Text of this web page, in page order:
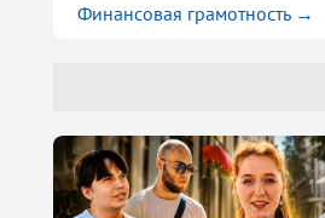
Финансовая грамотность →